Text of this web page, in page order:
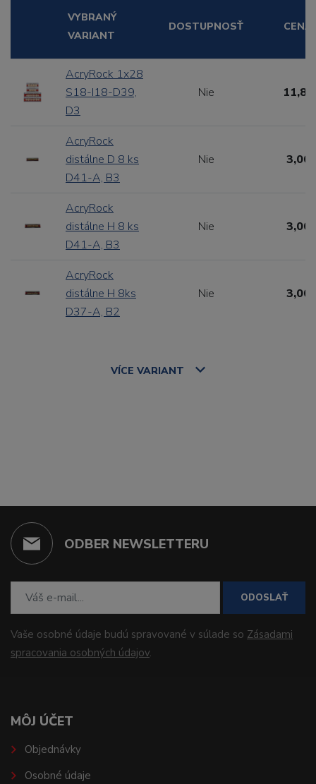
VYBRANÝ
VARIANT
DOSTUPNOSŤ CENA
AcryRock 1x28
S18-I18-D39,
D3
Nie
AcryRock
distálne D 8 ks
D41-A, B3
Nie 3,00
AcryRock
distálne H 8 ks
D41-A, B3
Nie 3,00
AcryRock
distálne H 8ks
D37-A, B2
Nie 3,00
VÍCE VARIANT
ODBER NEWSLETTERU
ODOSLAŤ
Vaše osobné údaje budú spravované v súlade so Zásadami
spracovania osobných údajov.
MÔJ ÚČET
Objednávky
Osobné údaje